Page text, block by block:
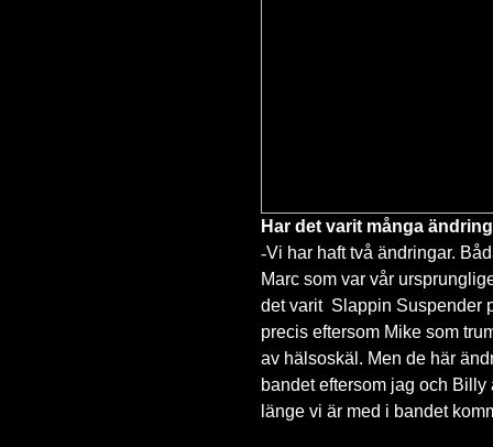
Har det varit många
-Vi har haft två ändringar.
Marc som var vår
det varit Slappin Suspender
precis eftersom Mike som
av hälsoskäl. Men de här
bandet eftersom jag och
länge vi är med i bandet